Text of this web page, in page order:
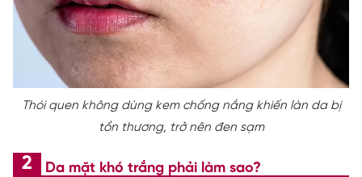
Thói quen không dùng kem chống nắng khiến làn da bị
tổn thương, trở nên đen sạm
Da mặt khó trắng phải làm sao?